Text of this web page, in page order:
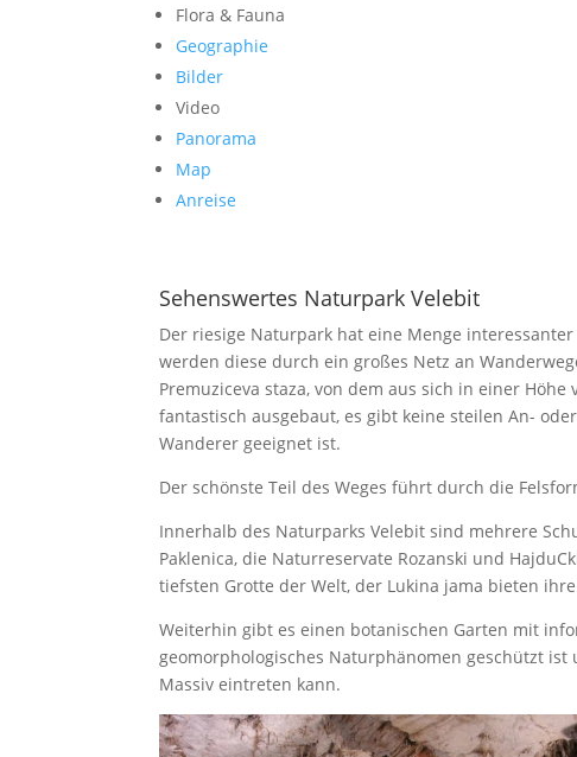
Flora & Fauna
Geographie
Bilder
Video
Panorama
Map
Anreise
Sehenswertes Naturpark Velebit
Der riesige Naturpark hat eine Menge
werden diese durch ein großes Netz an
Premuziceva staza, von dem aus sich in einer
fantastisch ausgebaut, es gibt keine steilen An-
Wanderer geeignet ist.
Der schönste Teil des Weges führt durch die
Innerhalb des Naturparks Velebit sind mehrere
Paklenica, die Naturreservate Rozanski und
tiefsten Grotte der Welt, der Lukina jama bieten
Weiterhin gibt es einen botanischen Garten mit
geomorphologisches Naturphänomen geschützt
Massiv eintreten kann.